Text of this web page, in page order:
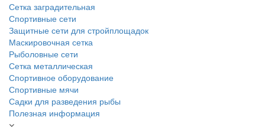
Сетка заградительная
Спортивные сети
Защитные сети для стройплощадок
Маскировочная сетка
Рыболовные сети
Сетка металлическая
Спортивное оборудование
Спортивные мячи
Садки для разведения рыбы
Полезная информация